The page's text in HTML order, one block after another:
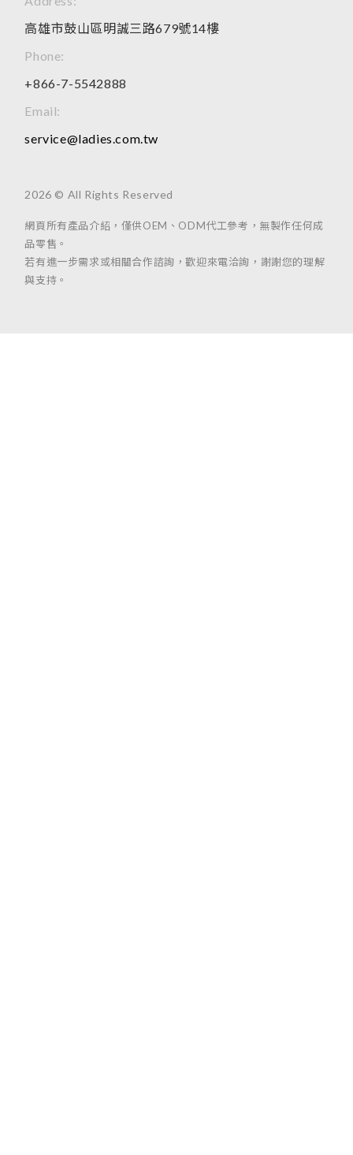
高雄市鼓山區明誠三路679號14樓
Phone:
+866-7-5542888
Email:
service@ladies.com.tw
2026 © All Rights Reserved
網頁所有產品介紹，僅供OEM、ODM代工參考，無製作任何成
品零售。
若有進一步需求或相關合作諮詢，歡迎來電洽詢，謝謝您的理解
與支持。